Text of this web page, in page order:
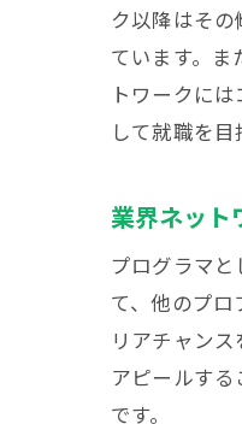
ク以降はそ
ています。
トワークに
して就職を
業界ネット
プログラマ
て、他のプ
リアチャン
アピールす
です。